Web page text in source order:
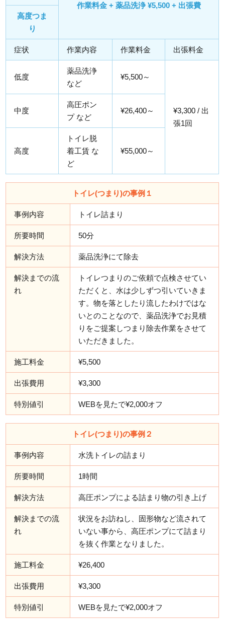
作業料金 + 薬品洗浄 ¥5,500 + 出張費
高度つま
り
症状 作業内容 作業料金 出張料金
低度
薬品洗浄
など
¥5,500～
¥3,300 / 出
張1回
中度
高圧ポン
プ など
¥26,400～
高度
トイレ脱
着工賃 な
ど
¥55,000～
トイレ(つまり)の事例１
事例内容 トイレ詰まり
所要時間 50分
解決方法 薬品洗浄にて除去
解決までの流
れ
トイレつまりのご依頼で点検させてい
ただくと、水は少しずつ引いていきま
す。物を落としたり流したわけではな
いとのことなので、薬品洗浄でお見積
りをご提案しつまり除去作業をさせて
いただきました。
施工料金 ¥5,500
出張費用 ¥3,300
特別値引 WEBを見たで¥2,000オフ
トイレ(つまり)の事例２
事例内容 水洗トイレの詰まり
所要時間 1時間
解決方法 高圧ポンプによる詰まり物の引き上げ
解決までの流
れ
状況をお訪ねし、固形物など流されて
いない事から、高圧ポンプにて詰まり
を抜く作業となりました。
施工料金 ¥26,400
出張費用 ¥3,300
特別値引 WEBを見たで¥2,000オフ